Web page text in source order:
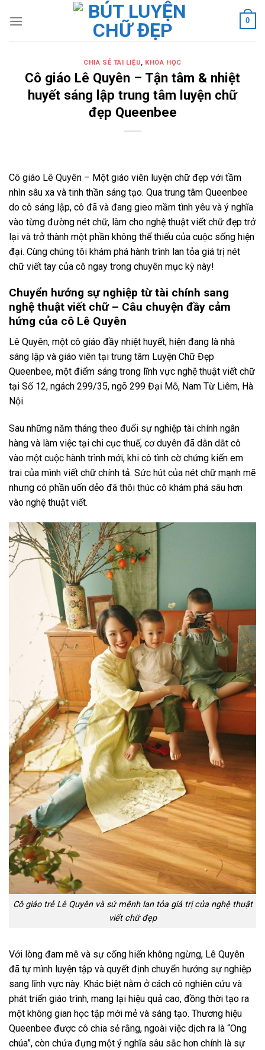
0
CHIA SẺ TÀI LIỆU, KHÓA HỌC
Cô giáo Lê Quyên – Tận tâm & nhiệt
huyết sáng lập trung tâm luyện chữ
đẹp Queenbee
Cô giáo Lê Quyên – Một giáo viên luyện chữ đẹp với tầm
nhìn sâu xa và tinh thần sáng tạo. Qua trung tâm Queenbee
do cô sáng lập, cô đã và đang gieo mầm tình yêu và ý nghĩa
vào từng đường nét chữ, làm cho nghệ thuật viết chữ đẹp trở
lại và trở thành một phần không thể thiếu của cuộc sống hiện
đại. Cùng chúng tôi khám phá hành trình lan tỏa giá trị nét
chữ viết tay của cô ngay trong chuyên mục kỳ này!
Chuyển hướng sự nghiệp từ tài chính sang
nghệ thuật viết chữ – Câu chuyện đầy cảm
hứng của cô Lê Quyên
Lê Quyên, một cô giáo đầy nhiệt huyết, hiện đang là nhà
sáng lập và giáo viên tại trung tâm Luyện Chữ Đẹp
Queenbee, một điểm sáng trong lĩnh vực nghệ thuật viết chữ
tại Số 12, ngách 299/35, ngõ 299 Đại Mỗ, Nam Từ Liêm, Hà
Nội.
Sau những năm tháng theo đuổi sự nghiệp tài chính ngân
hàng và làm việc tại chi cục thuế, cơ duyên đã dẫn dắt cô
vào một cuộc hành trình mới, khi cô tình cờ chứng kiến em
trai của mình viết chữ chính tả. Sức hút của nét chữ mạnh mẽ
nhưng có phần uốn dẻo đã thôi thúc cô khám phá sâu hơn
vào nghệ thuật viết.
Cô giáo trẻ Lê Quyên và sứ mệnh lan tỏa giá trị của nghệ thuật
viết chữ đẹp
Với lòng đam mê và sự cống hiến không ngừng, Lê Quyên
đã tự mình luyện tập và quyết định chuyển hướng sự nghiệp
sang lĩnh vực này. Khác biệt nằm ở cách cô nghiên cứu và
phát triển giáo trình, mang lại hiệu quả cao, đồng thời tạo ra
một không gian học tập mới mẻ và sáng tạo. Thương hiệu
Queenbee được cô chia sẻ rằng, ngoài việc dịch ra là “Ong
chúa”, còn chứa đựng một ý nghĩa sâu sắc hơn chính là sự